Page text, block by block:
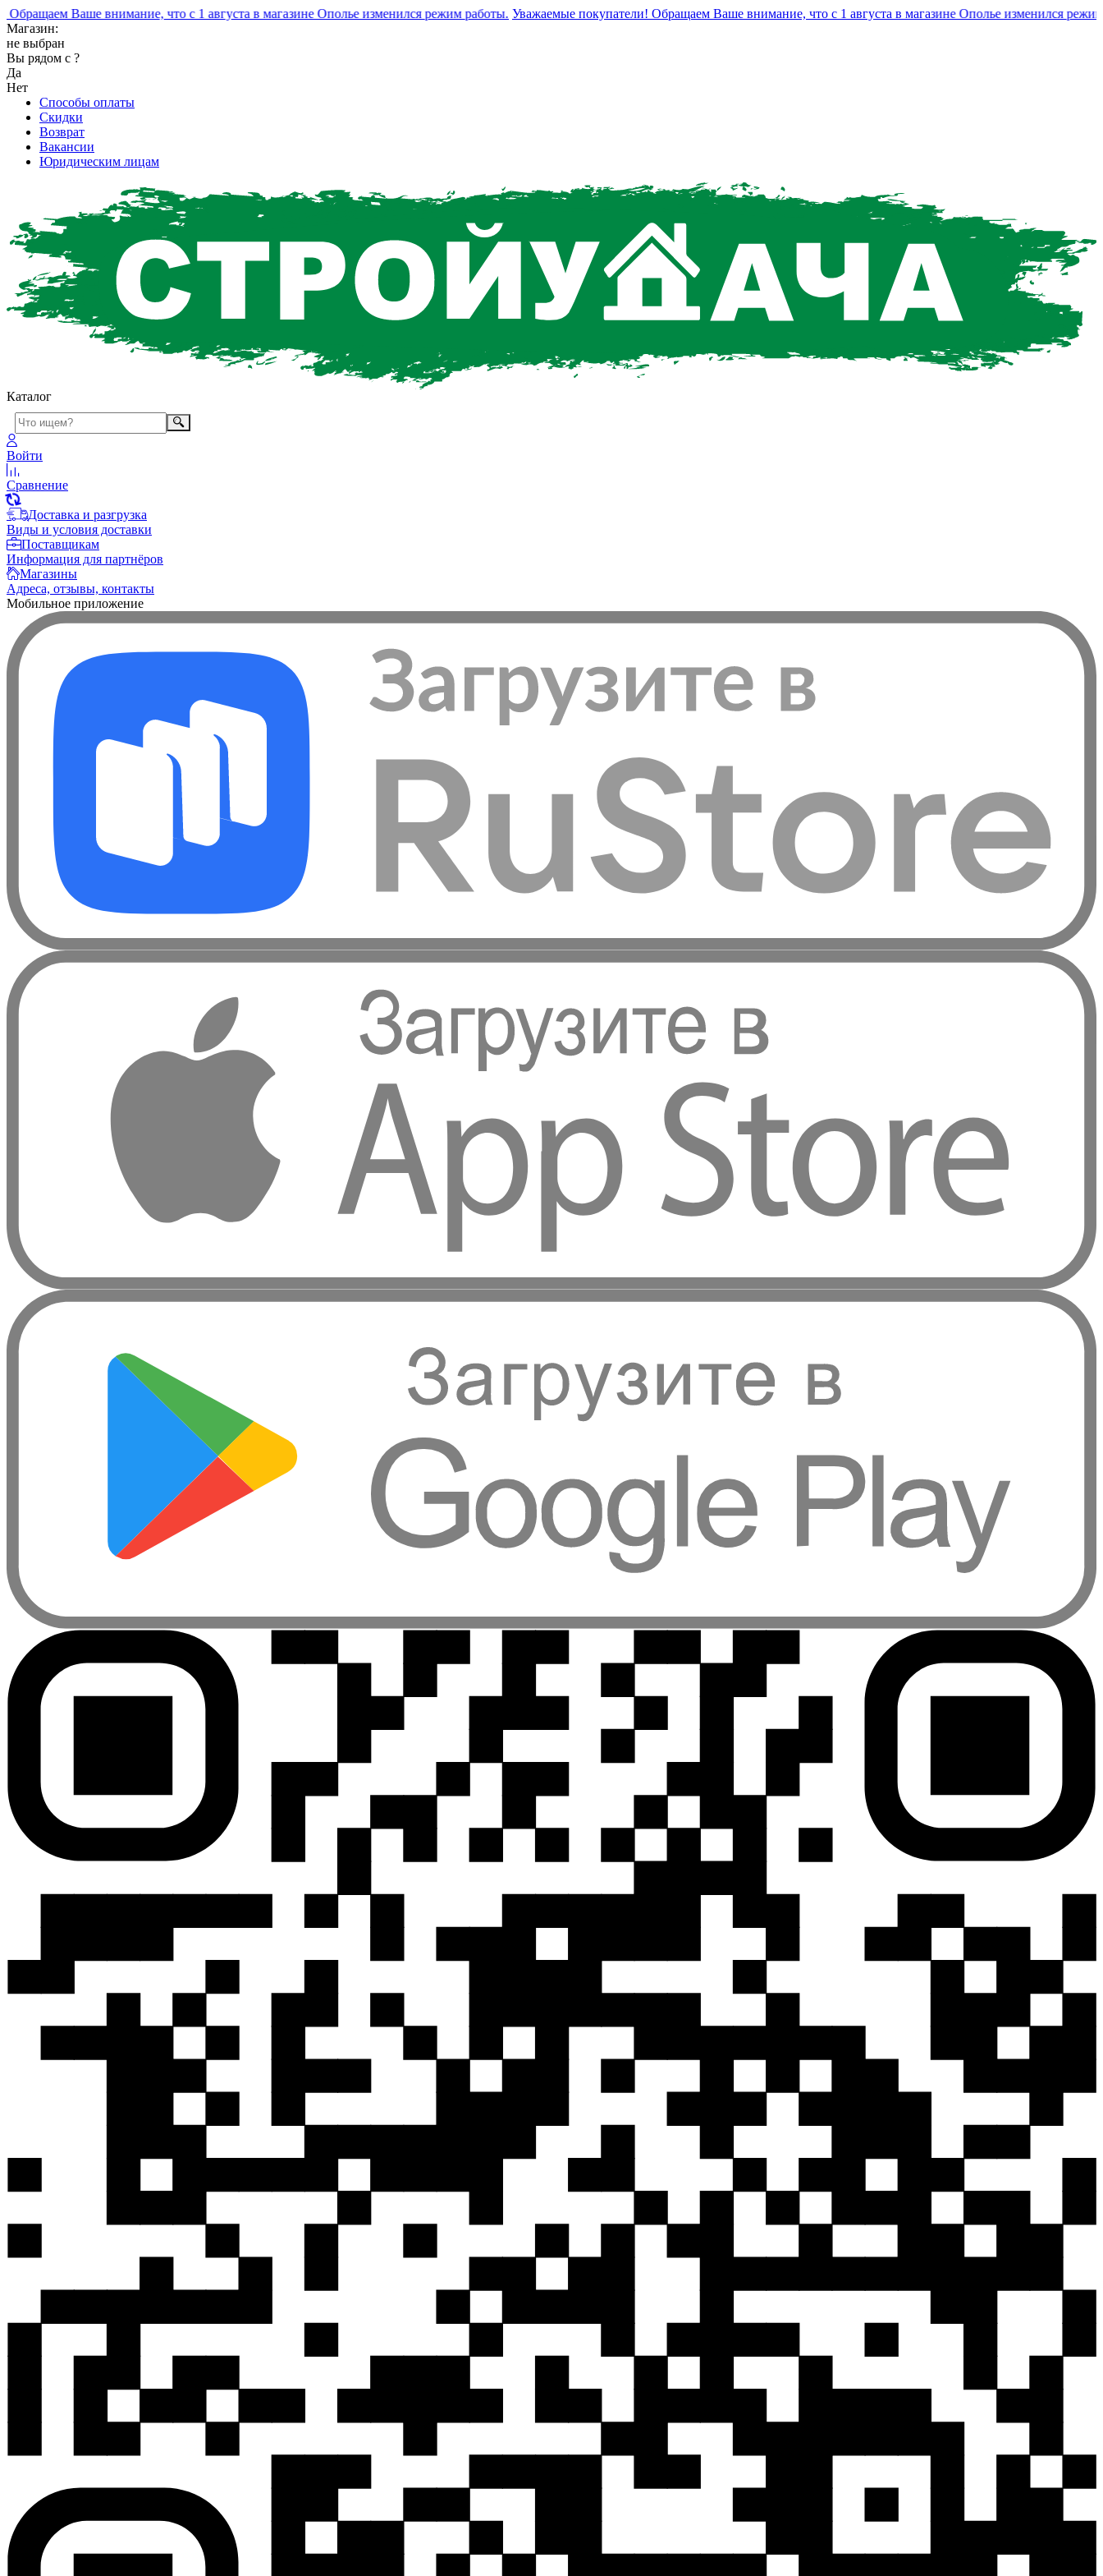
Ваше внимание, что с 1 августа в магазине Ополье изменился режим работы. Уважаемые покупатели! Обращаем Ваше внимание, что с 1 августа в магазине Ополье изменился режим
Магазин:
не выбран
Вы рядом с ?
Да
Нет
Способы оплаты
Скидки
Возврат
Вакансии
Юридическим лицам
Каталог
Войти
Сравнение
Доставка и разгрузка
Виды и условия доставки
Поставщикам
Информация для партнёров
Магазины
Адреса, отзывы, контакты
Мобильное приложение